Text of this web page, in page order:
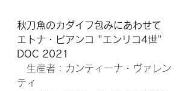
秋刀魚のカダイフ包みにあわせて
エトナ・ビアンコ "エンリコ4世"
DOC 2021
生産者：カンティーナ・ヴァレン
ティ